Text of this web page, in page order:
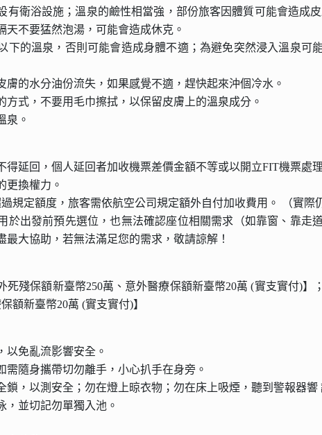
有衛浴設施；溫泉的鹼性相當強，部份旅客因體質可能會造成
不要猛然泡湯，可能會造成休克。
下的溫泉，否則可能會造成身體不適；為避免突然浸入溫泉可
膚的水分油份流失，如果感覺不適，趕快起來沖個冷水。
式，不要用毛巾擦拭，以保留皮膚上的溫泉成分。
泉。
得延回，個人延回者加收機票差價金額不等或以開立FIT機票處
更換權力。
規定額度，旅客需依航空公司規定額外自付加收費用。 （實際
於出發前預先選位，也無法確認座位相關需求（如靠窗、靠走
大協助，若無法滿足您的需求，敬請諒解！
死殘保額新臺幣250萬、意外醫療保額新臺幣20萬 (實支實付)】
額新臺幣20萬 (實支實付)】
以免亂流影響安全。
隨身攜帶切勿離手，小心扒手在身旁。
鎖，以測安全；勿在燈上晾衣物；勿在床上吸煙，聽到警報器響
，並切記勿單獨入池。